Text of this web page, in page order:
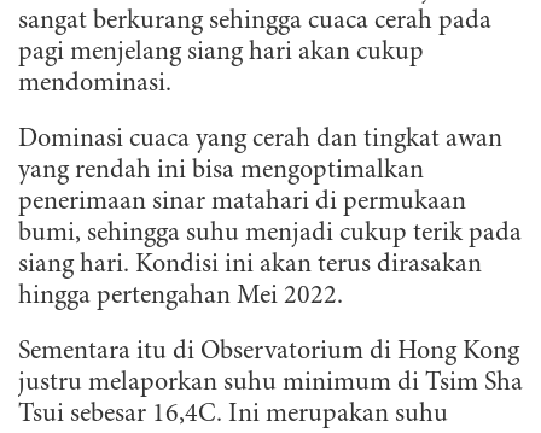
sangat berkurang sehingga cuaca cerah pada
pagi menjelang siang hari akan cukup
mendominasi.
Dominasi cuaca yang cerah dan tingkat awan
yang rendah ini bisa mengoptimalkan
penerimaan sinar matahari di permukaan
bumi, sehingga suhu menjadi cukup terik pada
siang hari. Kondisi ini akan terus dirasakan
hingga pertengahan Mei 2022.
Sementara itu di Observatorium di Hong Kong
justru melaporkan suhu minimum di Tsim Sha
Tsui sebesar 16,4C. Ini merupakan suhu